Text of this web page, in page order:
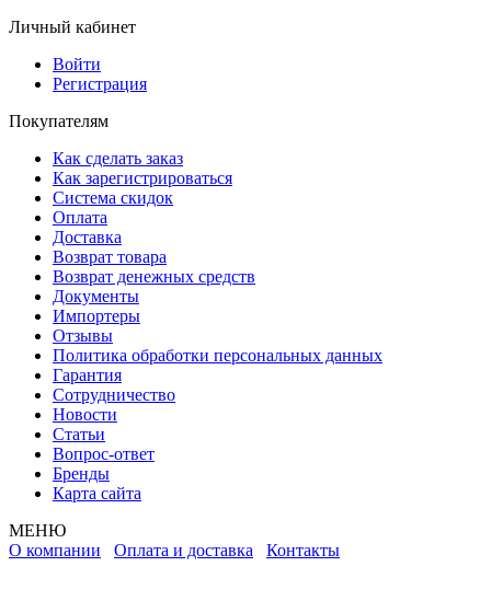
Личный кабинет
Войти
Регистрация
Покупателям
Как сделать заказ
Как зарегистрироваться
Система скидок
Оплата
Доставка
Возврат товара
Возврат денежных средств
Документы
Импортеры
Отзывы
Политика обработки персональных данных
Гарантия
Сотрудничество
Новости
Статьи
Вопрос-ответ
Бренды
Карта сайта
МЕНЮ
О компании Оплата и доставка Контакты